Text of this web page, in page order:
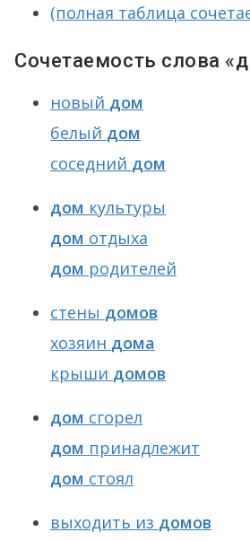
(полная таблица
Сочетаемость слова
новый дом
белый дом
соседний дом
дом культуры
дом отдыха
дом родителей
стены домов
хозяин дома
крыши домов
дом сгорел
дом принадлежит
дом стоял
выходить из домов